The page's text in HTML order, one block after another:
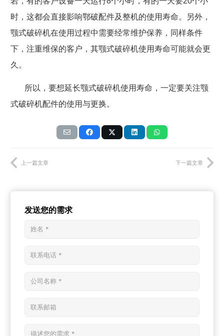
时，这都会直接影响鄂破配件及整机的使用寿命。另外，
颚式破碎机在使用过程中需要经常维护保养，同样条件
下，注重维保的客户，其颚式破碎机使用寿命可能就会更
久。
所以，要想延长颚式破碎机使用寿命，一定要关注颚
式破碎机配件的使用与更换。
上一篇文章 下一篇文章
发送您的需求